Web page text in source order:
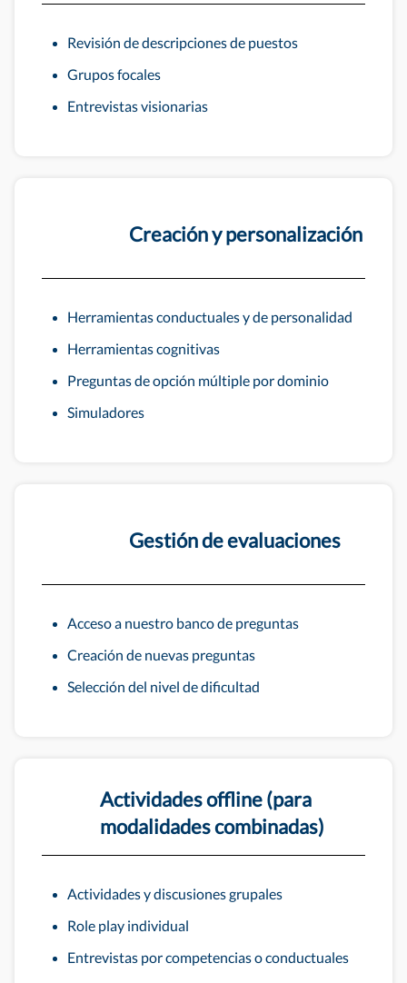
Revisión de descripciones de puestos
Grupos focales
Entrevistas visionarias
Creación y personalización
Herramientas conductuales y de personalidad
Herramientas cognitivas
Preguntas de opción múltiple por dominio
Simuladores
Gestión de evaluaciones
Acceso a nuestro banco de preguntas
Creación de nuevas preguntas
Selección del nivel de dificultad
Actividades offline (para
modalidades combinadas)
Actividades y discusiones grupales
Role play individual
Entrevistas por competencias o conductuales